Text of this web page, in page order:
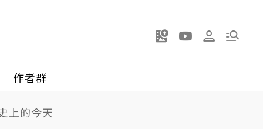
作者群
上的今天